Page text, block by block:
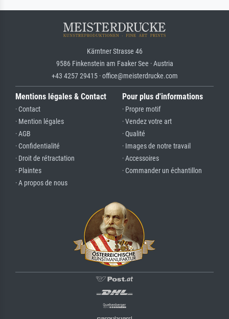
Kärntner Strasse 46
9586 Finkenstein am Faaker See · Austria
+43 4257 29415 · office@meisterdrucke.com
Mentions légales & Contact
· Contact
· Mention légales
· AGB
· Confidentialité
· Droit de rétractation
· Plaintes
· A propos de nous
Pour plus d'informations
· Propre motif
· Vendez votre art
· Qualité
· Images de notre travail
· Accessoires
· Commander un échantillon